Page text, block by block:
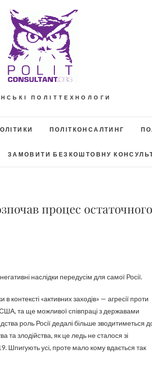
ПОЛІТТЕХНОЛОГИ
ПОЛІТКОНСАЛТИНГ
ЗАМОВИТИ БЕЗКОШТОВНУ
процес
наслідки передусім для самої Росії.
в контексті «активних заходів» — агресії проти
США, та ще можливої співпраці з державами
роль Росії дедалі більше зводитиметься
та злодійства, як це ледь не сталося зі
Шпигують усі, проте мало кому вдається так